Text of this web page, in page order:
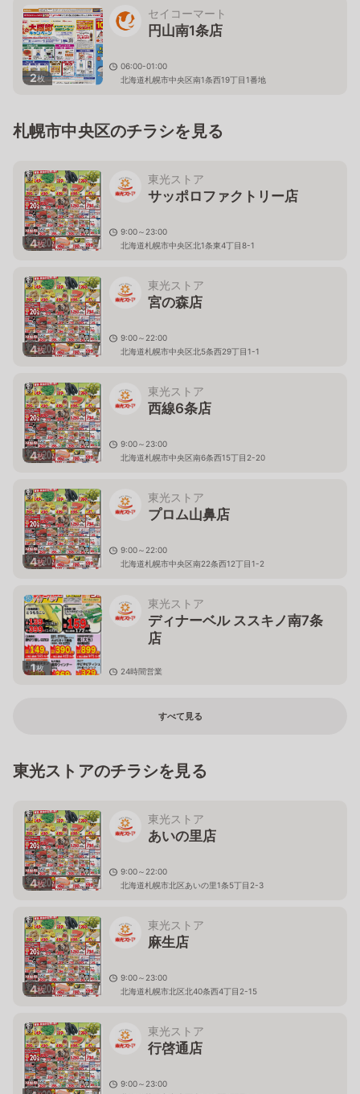
2枚
セイコーマート
円山南1条店
06:00-01:00
北海道札幌市中央区南1条西19丁目1番地
札幌市中央区のチラシを見る
4枚
東光ストア
サッポロファクトリー店
9:00～23:00
北海道札幌市中央区北1条東4丁目8-1
4枚
東光ストア
宮の森店
9:00～22:00
北海道札幌市中央区北5条西29丁目1-1
4枚
東光ストア
西線6条店
9:00～23:00
北海道札幌市中央区南6条西15丁目2-20
4枚
東光ストア
プロム山鼻店
9:00～22:00
北海道札幌市中央区南22条西12丁目1-2
1枚
東光ストア
ディナーベル ススキノ南7条
店
24時間営業
すべて見る
東光ストアのチラシを見る
4枚
東光ストア
あいの里店
9:00～22:00
北海道札幌市北区あいの里1条5丁目2-3
4枚
東光ストア
麻生店
9:00～23:00
北海道札幌市北区北40条西4丁目2-15
東光ストア
行啓通店
9:00～23:00